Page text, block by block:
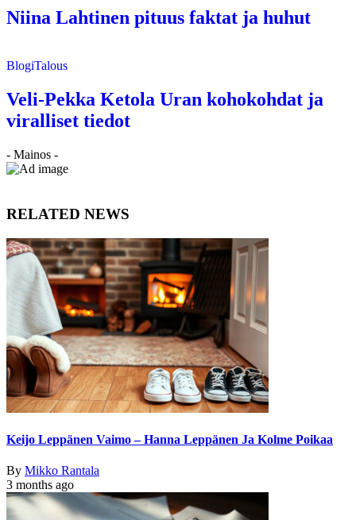
Niina Lahtinen pituus faktat ja huhut
BlogiTalous
Veli-Pekka Ketola Uran kohokohdat ja
viralliset tiedot
- Mainos -
RELATED NEWS
Keijo Leppänen Vaimo – Hanna Leppänen Ja Kolme Poikaa
By Mikko Rantala
3 months ago